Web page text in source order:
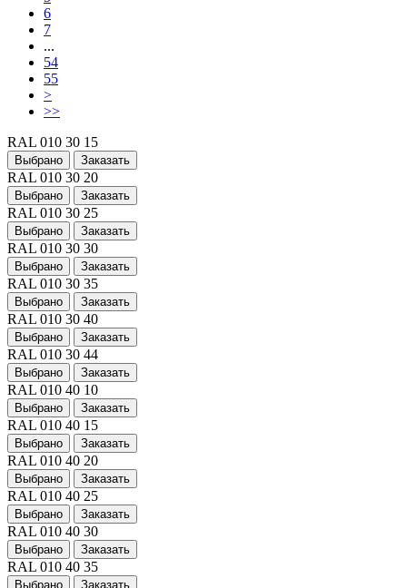
6
7
...
54
55
>
>>
RAL 010 30 15
Выбрано Заказать
RAL 010 30 20
Выбрано Заказать
RAL 010 30 25
Выбрано Заказать
RAL 010 30 30
Выбрано Заказать
RAL 010 30 35
Выбрано Заказать
RAL 010 30 40
Выбрано Заказать
RAL 010 30 44
Выбрано Заказать
RAL 010 40 10
Выбрано Заказать
RAL 010 40 15
Выбрано Заказать
RAL 010 40 20
Выбрано Заказать
RAL 010 40 25
Выбрано Заказать
RAL 010 40 30
Выбрано Заказать
RAL 010 40 35
Выбрано Заказать